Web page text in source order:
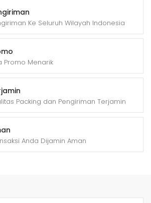
Ke Seluruh Wilayah Indonesia
Promo Menarik
Packing dan Pengiriman Terjamin
Anda Dijamin Aman